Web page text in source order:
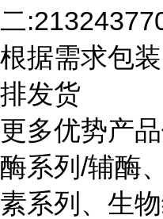
二
根据需求包
排发货
更多优势产
酶系列/辅酶
素系列、生